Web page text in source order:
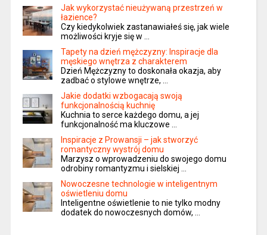
Jak wykorzystać nieużywaną przestrzeń w
łazience?
Czy kiedykolwiek zastanawiałeś się, jak wiele
możliwości kryje się w …
Tapety na dzień mężczyzny: Inspiracje dla
męskiego wnętrza z charakterem
Dzień Mężczyzny to doskonała okazja, aby
zadbać o stylowe wnętrze, …
Jakie dodatki wzbogacają swoją
funkcjonalnością kuchnię
Kuchnia to serce każdego domu, a jej
funkcjonalność ma kluczowe …
Inspiracje z Prowansji – jak stworzyć
romantyczny wystrój domu
Marzysz o wprowadzeniu do swojego domu
odrobiny romantyzmu i sielskiej …
Nowoczesne technologie w inteligentnym
oświetleniu domu
Inteligentne oświetlenie to nie tylko modny
dodatek do nowoczesnych domów, …